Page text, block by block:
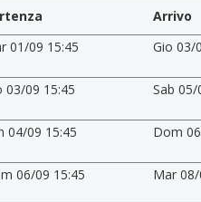
Arrivo
01/09 15:45 Gio 03/
03/09 15:45 Sab 05/
04/09 15:45 Dom
06/09 15:45 Mar